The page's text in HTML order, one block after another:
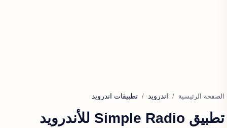
الصفحة الرئيسية اندرويد تطبيقات اندرويد
تطبيق Simple Radio للأندرويد